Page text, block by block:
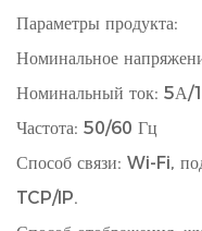
Параметры продукта:
Номинальное
Номинальный ток: 5А/
Частота: 50/60 Гц
Способ связи: Wi-Fi,
TCP/IP.